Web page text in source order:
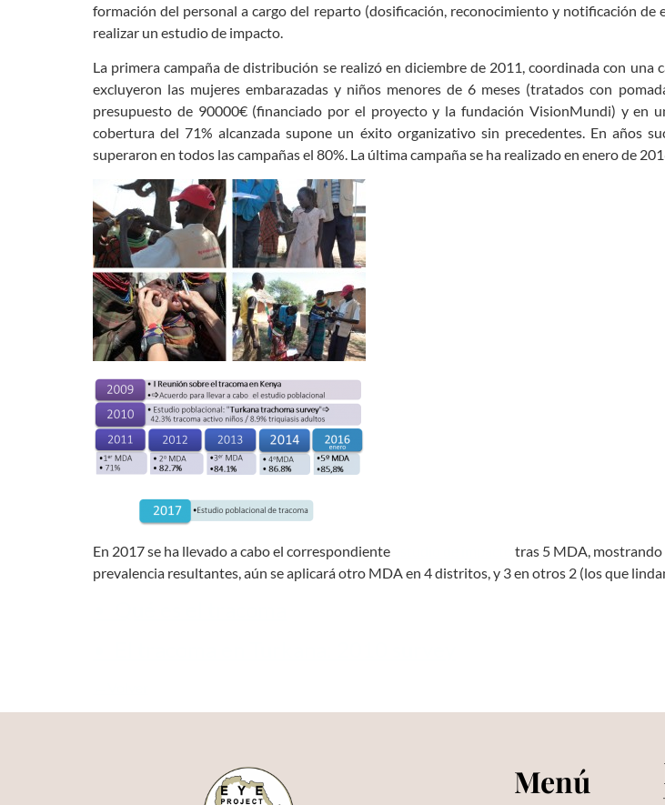
formación del personal a cargo del reparto (dosificación, reconocimiento y notificación de
realizar un estudio de impacto.
La primera campaña de distribución se realizó en diciembre de 2011, coordinada con
excluyeron las mujeres embarazadas y niños menores de 6 meses (tratados con
presupuesto de 90000€ (financiado por el proyecto y la fundación VisionMundi) y en
cobertura del 71% alcanzada supone un éxito organizativo sin precedentes. En años
superaron en todos las campañas el 80%. La última campaña se ha realizado en enero de
En 2017 se ha llevado a cabo el correspondiente
tras 5 MDA, mostrando
prevalencia resultantes, aún se aplicará otro MDA en 4 distritos, y 3 en otros 2 (los que
Menú